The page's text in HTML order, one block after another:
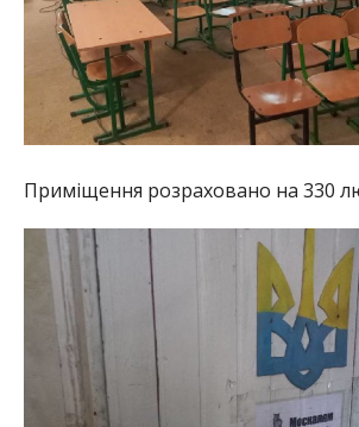
Приміщення розраховано на 330